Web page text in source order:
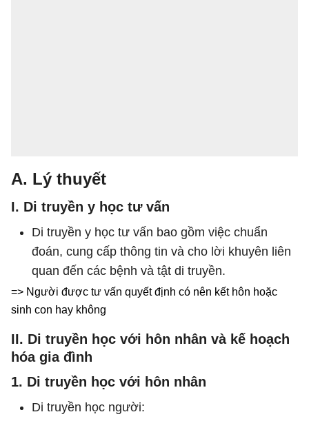
A. Lý thuyết
I. Di truyền y học tư vấn
Di truyền y học tư vấn bao gồm việc chuẩn
đoán, cung cấp thông tin và cho lời khuyên liên
quan đến các bệnh và tật di truyền.
=> Người được tư vấn quyết định có nên kết hôn hoặc
sinh con hay không
II. Di truyền học với hôn nhân và kế hoạch
hóa gia đình
1. Di truyền học với hôn nhân
Di truyền học người: